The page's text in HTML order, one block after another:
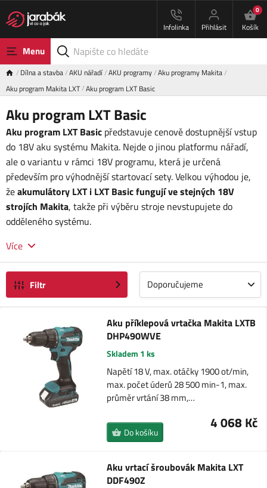
Infolinka Přihlásit
0
Košík
Menu
Dílna a stavba AKU nářadí AKU programy Aku programy Makita
Aku program Makita LXT Aku program LXT Basic
Aku program LXT Basic
Aku program LXT Basic představuje cenově dostupnější vstup
do 18V aku systému Makita. Nejde o jinou platformu nářadí,
ale o variantu v rámci 18V programu, která je určená
především pro výhodnější startovací sety. Velkou výhodou je,
žeakumulátory LXT i LXT Basic fungují ve stejných 18V
strojích Makita, takže při výběru stroje nevstupujete do
odděleného systému.
Více
Filtr Doporučujeme
Aku příklepová vrtačka Makita LXTB
DHP490WVE
Skladem 1 ks
Napětí 18 V, max. otáčky 1900 ot/min,
max. počet úderů 28 500 min-1, max.
průměr vrtání 38 mm,…
4 068 Kč
Do košíku
Aku vrtací šroubovák Makita LXT
DDF490Z